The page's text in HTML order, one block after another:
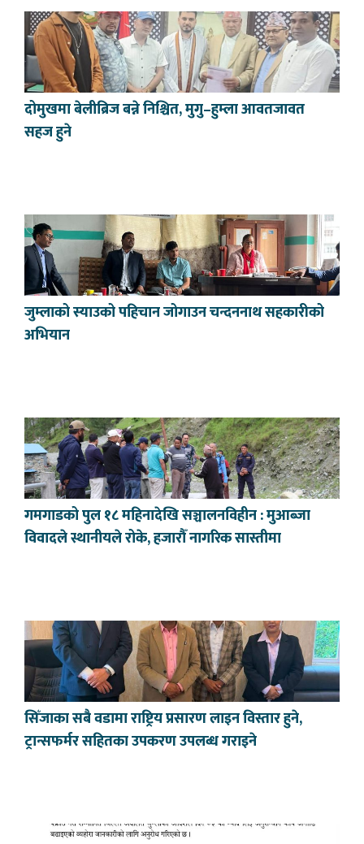
दोमुखमा बेलीब्रिज बन्ने निश्चित, मुगु–हुम्ला आवतजावत
सहज हुने
जुम्लाको स्याउको पहिचान जोगाउन चन्दननाथ सहकारीको
अभियान
गमगाडको पुल १८ महिनादेखि सञ्चालनविहीन : मुआब्जा
विवादले स्थानीयले रोके, हजारौँ नागरिक सास्तीमा
सिँजाका सबै वडामा राष्ट्रिय प्रसारण लाइन विस्तार हुने,
ट्रान्सफर्मर सहितका उपकरण उपलब्ध गराइने